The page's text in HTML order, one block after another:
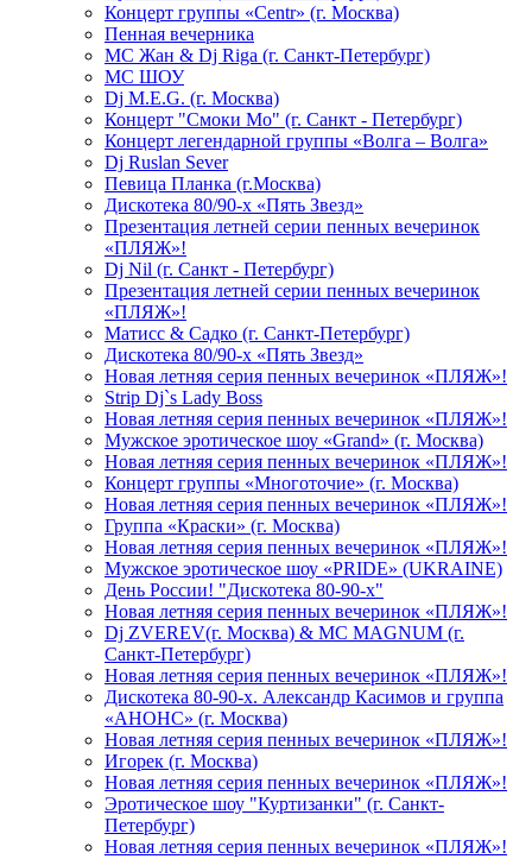
Концерт группы «Centr» (г. Москва)
Пенная вечерника
МС Жан & Dj Riga (г. Санкт-Петербург)
МС ШОУ
Dj M.E.G. (г. Москва)
Концерт "Смоки Мо" (г. Санкт - Петербург)
Концерт легендарной группы «Волга – Волга»
Dj Ruslan Sever
Певица Планка (г.Москва)
Дискотека 80/90-х «Пять Звезд»
Презентация летней серии пенных вечеринок
«ПЛЯЖ»!
Dj Nil (г. Санкт - Петербург)
Презентация летней серии пенных вечеринок
«ПЛЯЖ»!
Матисс & Садко (г. Санкт-Петербург)
Дискотека 80/90-х «Пять Звезд»
Новая летняя серия пенных вечеринок «ПЛЯЖ»!
Strip Dj`s Lady Boss
Новая летняя серия пенных вечеринок «ПЛЯЖ»!
Мужское эротическое шоу «Grand» (г. Москва)
Новая летняя серия пенных вечеринок «ПЛЯЖ»!
Концерт группы «Многоточие» (г. Москва)
Новая летняя серия пенных вечеринок «ПЛЯЖ»!
Группа «Краски» (г. Москва)
Новая летняя серия пенных вечеринок «ПЛЯЖ»!
Мужское эротическое шоу «PRIDE» (UKRAINE)
День России! "Дискотека 80-90-х"
Новая летняя серия пенных вечеринок «ПЛЯЖ»!
Dj ZVEREV(г. Москва) & MC MAGNUM (г.
Санкт-Петербург)
Новая летняя серия пенных вечеринок «ПЛЯЖ»!
Дискотека 80-90-х. Александр Касимов и группа
«АНОНС» (г. Москва)
Новая летняя серия пенных вечеринок «ПЛЯЖ»!
Игорек (г. Москва)
Новая летняя серия пенных вечеринок «ПЛЯЖ»!
Эротическое шоу "Куртизанки" (г. Санкт-
Петербург)
Новая летняя серия пенных вечеринок «ПЛЯЖ»!